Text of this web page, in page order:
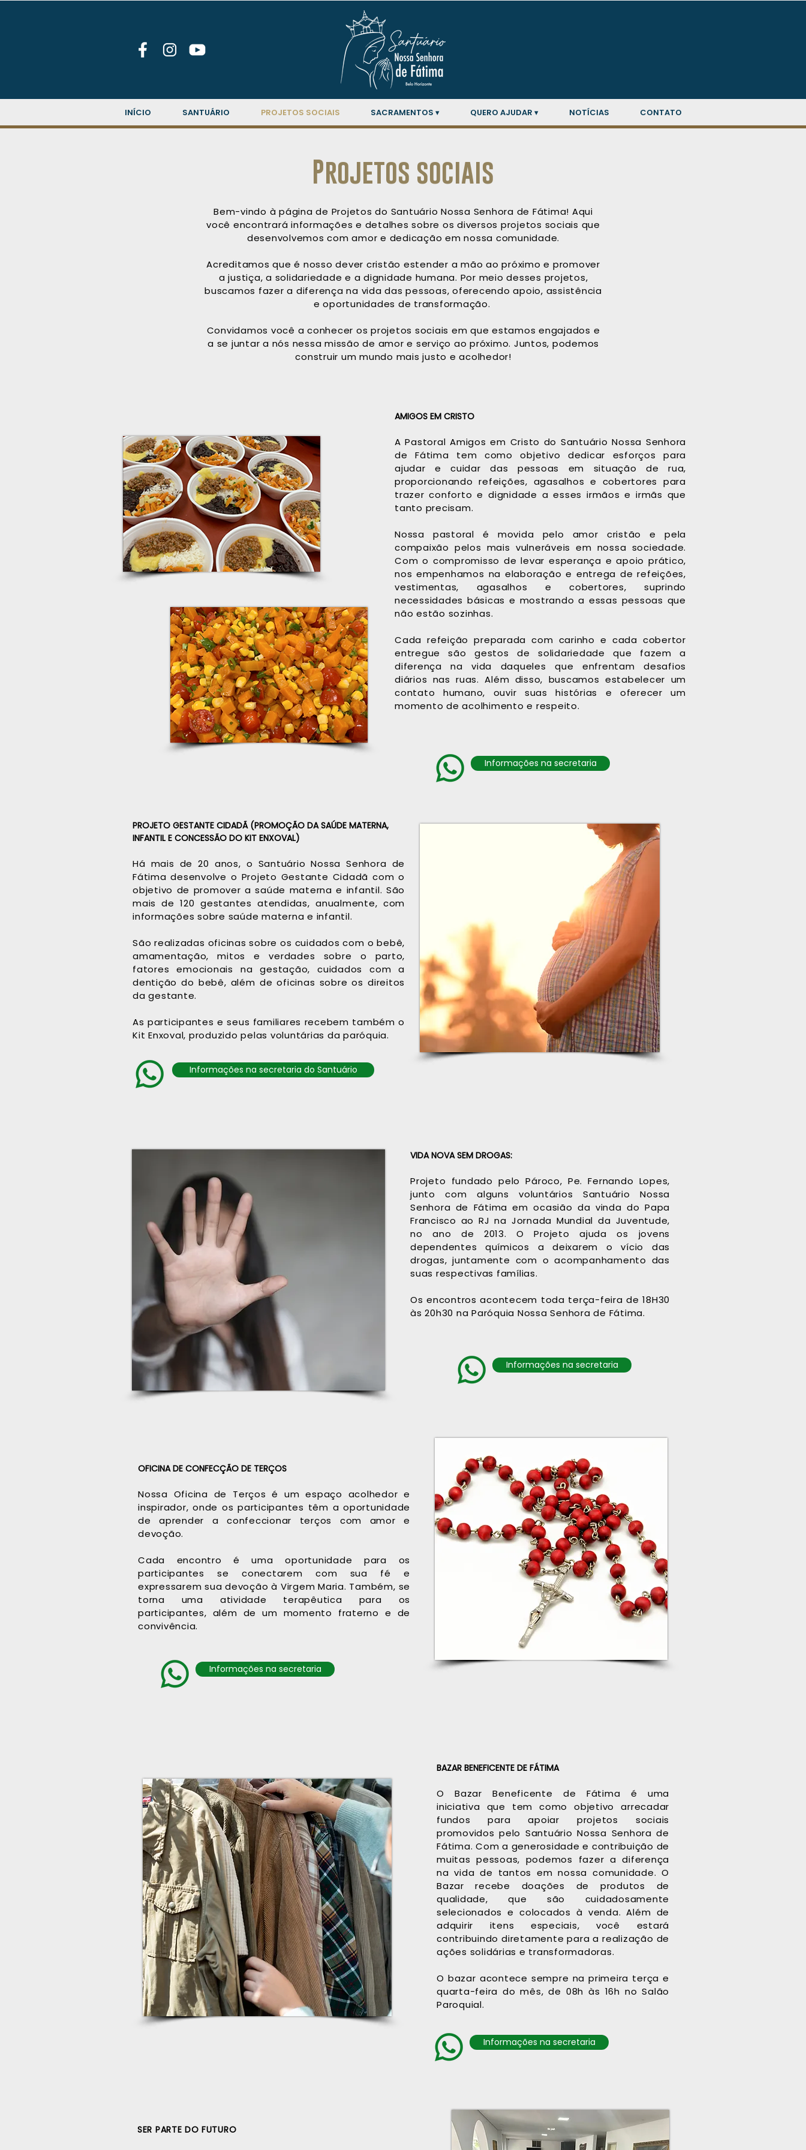
INÍCIO SANTUÁRIO PROJETOS SOCIAIS SACRAMENTOS ▾ QUERO AJUDAR ▾ NOTÍCIAS CONTATO
Projetos sociais
Bem-vindo à página de Projetos do Santuário Nossa Senhora de Fátima! Aqui
você encontrará informações e detalhes sobre os diversos projetos sociais que
desenvolvemos com amor e dedicação em nossa comunidade.
Acreditamos que é nosso dever cristão estender a mão ao próximo e promover
a justiça, a solidariedade e a dignidade humana. Por meio desses projetos,
buscamos fazer a diferença na vida das pessoas, oferecendo apoio, assistência
e oportunidades de transformação.
Convidamos você a conhecer os projetos sociais em que estamos engajados e
a se juntar a nós nessa missão de amor e serviço ao próximo. Juntos, podemos
construir um mundo mais justo e acolhedor!
AMIGOS EM CRISTO
A Pastoral Amigos em Cristo do Santuário Nossa Senhora
de Fátima tem como objetivo dedicar esforços para
ajudar e cuidar das pessoas em situação de rua,
proporcionando refeições, agasalhos e cobertores para
trazer conforto e dignidade a esses irmãos e irmãs que
tanto precisam.
Nossa pastoral é movida pelo amor cristão e pela
compaixão pelos mais vulneráveis em nossa sociedade.
Com o compromisso de levar esperança e apoio prático,
nos empenhamos na elaboração e entrega de refeições,
vestimentas, agasalhos e cobertores, suprindo
necessidades básicas e mostrando a essas pessoas que
não estão sozinhas.
Cada refeição preparada com carinho e cada cobertor
entregue são gestos de solidariedade que fazem a
diferença na vida daqueles que enfrentam desafios
diários nas ruas. Além disso, buscamos estabelecer um
contato humano, ouvir suas histórias e oferecer um
momento de acolhimento e respeito.
Informações na secretaria
PROJETO GESTANTE CIDADÃ (PROMOÇÃO DA SAÚDE MATERNA,
INFANTIL E CONCESSÃO DO KIT ENXOVAL)
Há mais de 20 anos, o Santuário Nossa Senhora de
Fátima desenvolve o Projeto Gestante Cidadã com o
objetivo de promover a saúde materna e infantil. São
mais de 120 gestantes atendidas, anualmente, com
informações sobre saúde materna e infantil.
São realizadas oficinas sobre os cuidados com o bebê,
amamentação, mitos e verdades sobre o parto,
fatores emocionais na gestação, cuidados com a
dentição do bebê, além de oficinas sobre os direitos
da gestante.
As participantes e seus familiares recebem também o
Kit Enxoval, produzido pelas voluntárias da paróquia.
Informações na secretaria do Santuário
OFICINA DE CONFECÇÃO DE TERÇOS
Nossa Oficina de Terços é um espaço acolhedor e
inspirador, onde os participantes têm a oportunidade
de aprender a confeccionar terços com amor e
devoção.
Cada encontro é uma oportunidade para os
participantes se conectarem com sua fé e
expressarem sua devoção à Virgem Maria. Também, se
torna uma atividade terapêutica para os
participantes, além de um momento fraterno e de
convivência.
Informações na secretaria
VIDA NOVA SEM DROGAS:
Projeto fundado pelo Pároco, Pe. Fernando Lopes,
junto com alguns voluntários Santuário Nossa
Senhora de Fátima em ocasião da vinda do Papa
Francisco ao RJ na Jornada Mundial da Juventude,
no ano de 2013. O Projeto ajuda os jovens
dependentes químicos a deixarem o vício das
drogas, juntamente com o acompanhamento das
suas respectivas famílias.
Os encontros acontecem toda terça-feira de 18H30
às 20h30 na Paróquia Nossa Senhora de Fátima.
Informações na secretaria
BAZAR BENEFICENTE DE FÁTIMA
O Bazar Beneficente de Fátima é uma
iniciativa que tem como objetivo arrecadar
fundos para apoiar projetos sociais
promovidos pelo Santuário Nossa Senhora de
Fátima. Com a generosidade e contribuição de
muitas pessoas, podemos fazer a diferença
na vida de tantos em nossa comunidade. O
Bazar recebe doações de produtos de
qualidade, que são cuidadosamente
selecionados e colocados à venda. Além de
adquirir itens especiais, você estará
contribuindo diretamente para a realização de
ações solidárias e transformadoras.
O bazar acontece sempre na primeira terça e
quarta-feira do mês, de 08h às 16h no Salão
Paroquial.
Informações na secretaria
SER PARTE DO FUTURO